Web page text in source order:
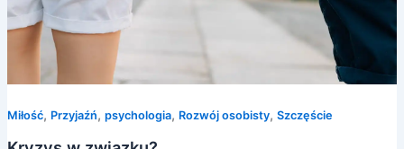
Miłość, Przyjaźń, psychologia, Rozwój osobisty, Szczęście